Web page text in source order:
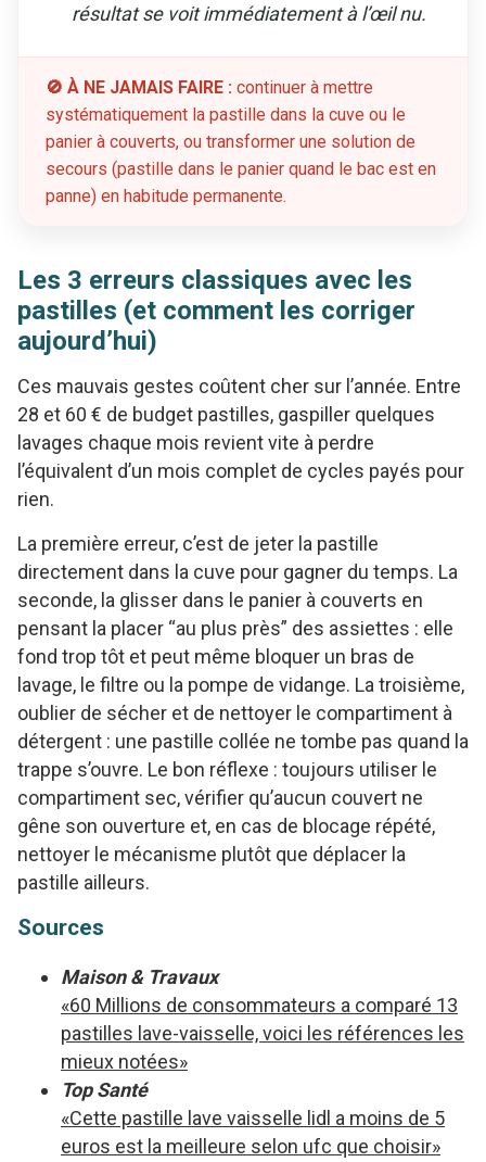
résultat se voit immédiatement à l’œil nu.
🚫 À NE JAMAIS FAIRE : continuer à mettre
systématiquement la pastille dans la cuve ou le
panier à couverts, ou transformer une solution de
secours (pastille dans le panier quand le bac est en
panne) en habitude permanente.
Les 3 erreurs classiques avec les
pastilles (et comment les corriger
aujourd’hui)
Ces mauvais gestes coûtent cher sur l’année. Entre
28 et 60 € de budget pastilles, gaspiller quelques
lavages chaque mois revient vite à perdre
l’équivalent d’un mois complet de cycles payés pour
rien.
La première erreur, c’est de jeter la pastille
directement dans la cuve pour gagner du temps. La
seconde, la glisser dans le panier à couverts en
pensant la placer “au plus près” des assiettes : elle
fond trop tôt et peut même bloquer un bras de
lavage, le filtre ou la pompe de vidange. La troisième,
oublier de sécher et de nettoyer le compartiment à
détergent : une pastille collée ne tombe pas quand la
trappe s’ouvre. Le bon réflexe : toujours utiliser le
compartiment sec, vérifier qu’aucun couvert ne
gêne son ouverture et, en cas de blocage répété,
nettoyer le mécanisme plutôt que déplacer la
pastille ailleurs.
Sources
Maison & Travaux
«60 Millions de consommateurs a comparé 13
pastilles lave-vaisselle, voici les références les
mieux notées»
Top Santé
«Cette pastille lave vaisselle lidl a moins de 5
euros est la meilleure selon ufc que choisir»